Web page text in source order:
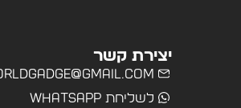
יצירת קשר
לשליחת WhatsApp